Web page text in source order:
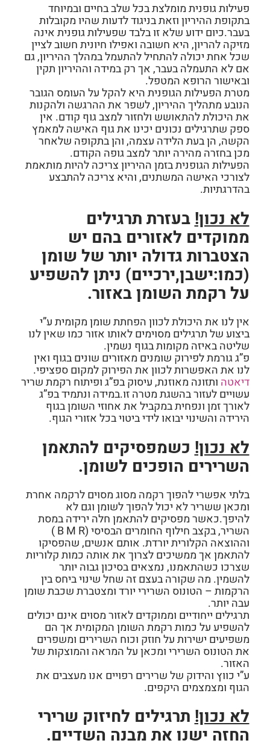
פעילות גופניתמומלצת בכל שלב בחיים ובמיוחד
בתקופת ההיריון וזאת בניגוד לדעות שהיו מקובלות
בעבר.כיום ידוע שלא זו בלבד שפעילות גופנית אינה
מזיקה להריון, היא חשובה ואפילו חיונית חשוב לציין
שכל אחת יכולה להתחיל להתעמל במהלך ההיריון, גם
אם לא התעמלה בעבר, אך רק במידה וההיריון תקין
ובאישור הרופא המטפל.
מטרת הפעילות הגופנית היא להקל על העומס הגובר
הנובע מתהליך ההיריון, לשפר את ההרגשה ולהקנות
את היכולת להתאושש ולחזור למצב גוף קודם. אין
ספק שתרגילים נכונים יכינו את גוף האישה למאמץ
הקשה, הן בעת הלידה עצמה, והן בתקופה שלאחר
מכן בחזרה מהירה יותר למצב גופה הקודם.
הפעילות הגופנית בזמן ההיריון צריכה להיות מותאמת
לצורכי האישה המשתנים, והיא צריכה להתבצע
בהדרגתיות.
לא נכון! בעזרת תרגילים
ממוקדים לאזורים בהם יש
הצטברות גדולה יותר של שומן
(כמו:ישבן,ירכיים) ניתן להשפיע
על רקמת השומן באזור.
אין לנו את היכולת לכוון הפחתת שומן מקומית ע”י
ביצוע של תרגילים מסוימים לאותו אזור כמו שאין לנו
שליטה באיזה מקומות בגוף נשמין.
פ”ג גורמת לפירוק שומנים מאזורים שונים בגוף ואין
לנו את האפשרות לכוון את הפירוק למקום ספציפי.
דיאטה ותזונה מאוזנת, עיסוק בפ”ג ופיתוח רקמת שריר
עשויים לעזור בהשגת מטרה זו.במידה ונתמיד בפ”ג
לאורך זמן ונפחית במקביל את אחוזי השומן בגוף
הירידה והשינוי יבואו לידי ביטוי בכל אזורי הגוף.
לא נכון! כשמפסיקים להתאמן
השרירים הופכים לשומן.
בלתי אפשרי להפוך רקמה מסוג מסוים לרקמה אחרת
ומכאן ששריר לא יכול להפוך לשומן וגם לא
להיפך.כאשר מפסיקים להתאמן חלה ירידה במסת
השריר, בקצב חילוף החומרים הבסיסי (B M R )
וההוצאה הקלורית יורדת. אותם אנשים, שהפסיקו
להתאמן אך ממשיכים לצרוך את אותה כמות קלוריות
שצרכו כשהתאמנו, נמצאים בסיכון גבוה יותר
להשמין. מה שקורה בעצם זה שחל שינוי ביחס בין
הרקמות – הטונוס השרירי יורד ומצטברת שכבת שומן
עבה יותר.
תרגילים ייחודיים וממוקדים לאזור מסוים אינם יכולים
להשפיע על כמות רקמת השומן המקומית אך הם
משפיעים ישירות על חוזק וכוח השרירים ומשפרים
את הטונוס השרירי ומכאן על המראה והמוצקות של
האזור.
ע”י כווץ והידוק של שרירים רפויים אנו מעצבים את
הגוף ומצמצמים היקפים.
לא נכון!תרגילים לחיזוק שרירי
החזה ישנו את מבנה השדיים.